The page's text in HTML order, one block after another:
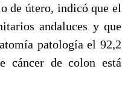
de útero, indicó que el
andaluces y que
patología el 92,2
cáncer de colon está